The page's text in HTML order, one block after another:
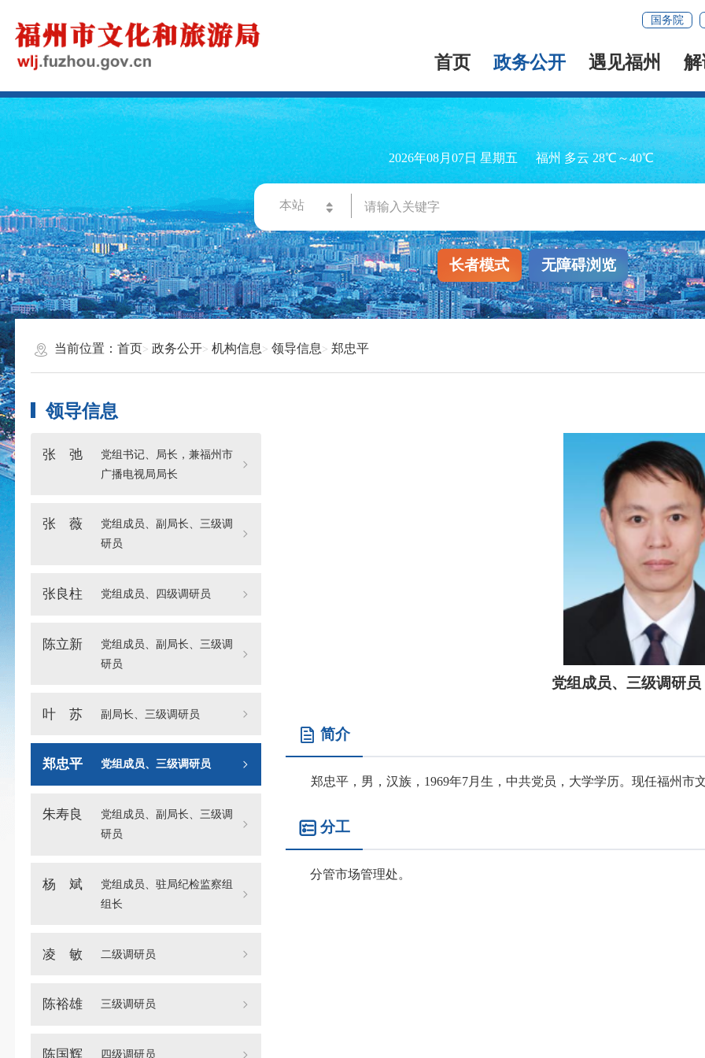
国务院
首页 政务公开 遇见福州
2026年08月07日 星期五 福州 多云 28℃～40℃
长者模式 无障碍浏览
当前位置：首页 政务公开 机构信息 领导信息 郑忠平
领导信息
张 弛
党组书记、局长，兼福州市
广播电视局局长
张 薇
党组成员、副局长、三级调
研员
张良柱 党组成员、四级调研员
陈立新
党组成员、副局长、三级调
研员
叶 苏 副局长、三级调研员
郑忠平 党组成员、三级调研员
朱寿良
党组成员、副局长、三级调
研员
杨 斌
党组成员、驻局纪检监察组
组长
凌 敏 二级调研员
陈裕雄 三级调研员
陈国辉 四级调研员
党组成员、三级调研
简介
郑忠平，男，汉族，1969年7月生，中共党员，大学学历。现任福州市
分工
分管市场管理处。